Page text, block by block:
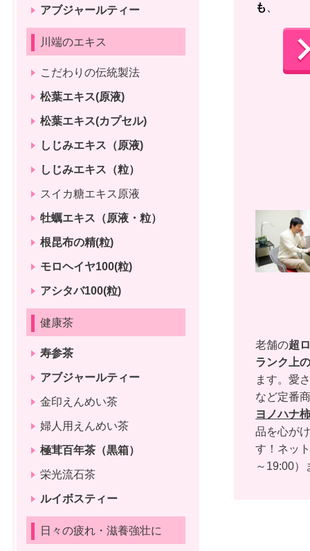
も
老舗の超
ランク上
ます。愛
など定番
ヨノハナ
品を心が
す！ネッ
～19:00）
アブジャールティー
川端のエキス
こだわりの伝統製法
松葉エキス(原液)
松葉エキス(カプセル)
しじみエキス（原液)
しじみエキス（粒）
スイカ糖エキス原液
牡蠣エキス（原液・粒）
根昆布の精(粒)
モロヘイヤ100(粒)
アシタバ100(粒)
健康茶
寿参茶
アブジャールティー
金印えんめい茶
婦人用えんめい茶
極茸百年茶（黒箱）
栄光流石茶
ルイボスティー
日々の疲れ・滋養強壮に